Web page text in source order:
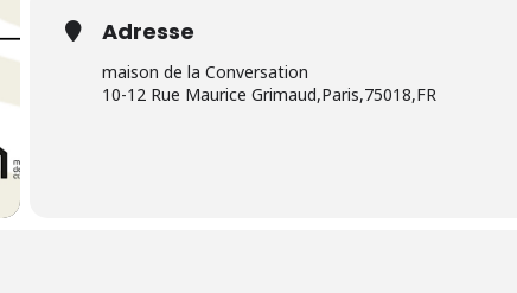
Adresse
maison de la Conversation
10-12 Rue Maurice Grimaud,Paris,75018,FR